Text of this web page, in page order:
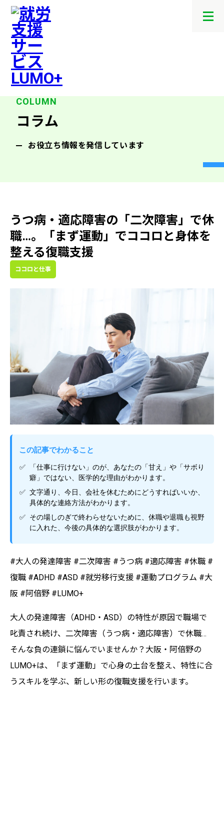
メ
コラム
お役立ち情報を発信しています
うつ病・適応障害の「二次障害」で休
職…。「まず運動」でココロと身体を
整える復職支援
ココロと仕事
この記事でわかること
「仕事に行けない」のが、あなたの「甘え」や「サボり
癖」ではない、医学的な理由がわかります。
文字通り、今日、会社を休むためにどうすればいいか、
具体的な連絡方法がわかります。
その場しのぎで終わらせないために、休職や退職も視野
に入れた、今後の具体的な選択肢がわかります。
#大人の発達障害 #二次障害 #うつ病 #適応障害 #休職 #
復職 #ADHD #ASD #就労移行支援 #運動プログラム #大
阪 #阿倍野 #LUMO+
大人の発達障害（ADHD・ASD）の特性が原因で職場で
叱責され続け、二次障害（うつ病・適応障害）で休職…
そんな負の連鎖に悩んでいませんか？大阪・阿倍野の
LUMO+は、「まず運動」で心身の土台を整え、特性に合
うスキルを学ぶ、新しい形の復職支援を行います。